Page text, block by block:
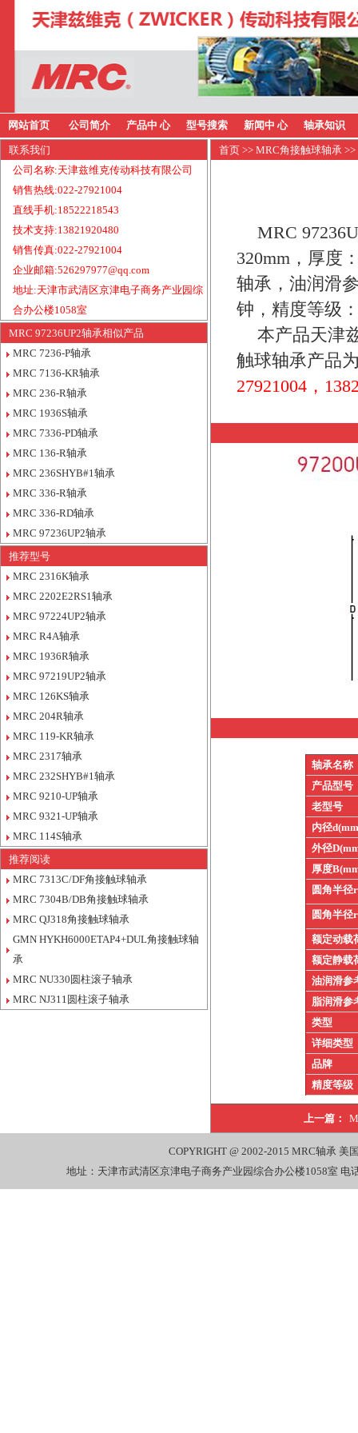
网站首页 公司简介 产品中 心 型号搜索 新闻中 心 轴承知识
联系我们
公司名称:天津兹维克传动科技有限公司
销售热线:022-27921004
直线手机:18522218543
技术支持:13821920480
销售传真:022-27921004
企业邮箱:526297977@qq.com
地址:天津市武清区京津电子商务产业园综
合办公楼1058室
MRC 97236UP2轴承相似产品
MRC 7236-P轴承
MRC 7136-KR轴承
MRC 236-R轴承
MRC 1936S轴承
MRC 7336-PD轴承
MRC 136-R轴承
MRC 236SHYB#1轴承
MRC 336-R轴承
MRC 336-RD轴承
MRC 97236UP2轴承
推荐型号
MRC 2316K轴承
MRC 2202E2RS1轴承
MRC 97224UP2轴承
MRC R4A轴承
MRC 1936R轴承
MRC 97219UP2轴承
MRC 126KS轴承
MRC 204R轴承
MRC 119-KR轴承
MRC 2317轴承
MRC 232SHYB#1轴承
MRC 9210-UP轴承
MRC 9321-UP轴承
MRC 114S轴承
推荐阅读
MRC 7313C/DF角接触球轴承
MRC 7304B/DB角接触球轴承
MRC QJ318角接触球轴承
GMN HYKH6000ETAP4+DUL角接触球轴
承
MRC NU330圆柱滚子轴承
MRC NJ311圆柱滚子轴承
首页 >> MRC角接触球轴承
MRC
320mm，厚度
轴承，油润滑
钟，精度等级
本产品天津
触球轴承产品
27921004，
轴承名称
产品型号
老型号
内径
外径
厚度
圆角半径r
圆角半径r
额定动载
额定静载
油润滑参
脂润滑参
类型
详细类型
品牌
精度等级
上一篇：
COPYRIGHT @ 2002-2015 MRC轴承 美
地址：天津市武清区京津电子商务产业园综合办公楼1058室 电